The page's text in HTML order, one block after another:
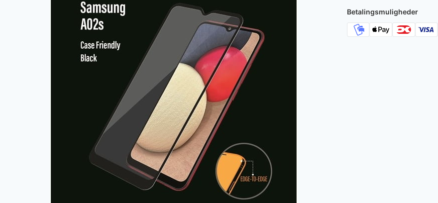
Betalingsmuligheder